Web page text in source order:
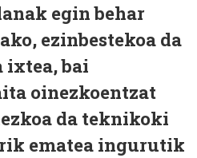
egin behar
ezinbestekoa da
ixtea, bai
oinezkoentzat
da teknikoki
ematea ingurutik